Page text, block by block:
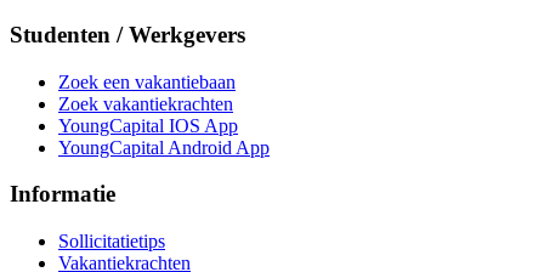
Studenten / Werkgevers
Zoek een vakantiebaan
Zoek vakantiekrachten
YoungCapital IOS App
YoungCapital Android App
Informatie
Sollicitatietips
Vakantiekrachten